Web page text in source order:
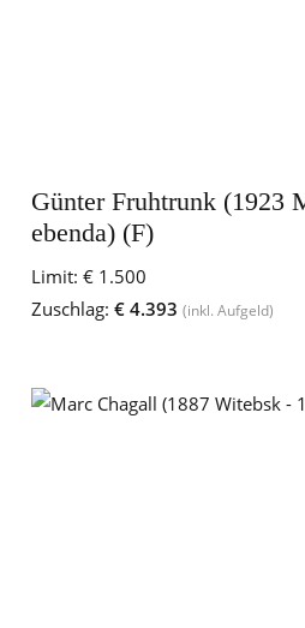
Günter Fruhtrunk (1923
ebenda) (F)
Limit: € 1.500
Zuschlag: € 4.393 (inkl. Aufgeld)